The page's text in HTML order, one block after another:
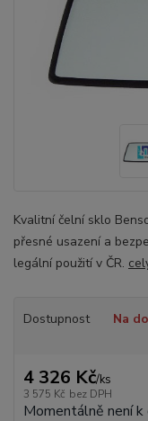
Kvalitní čelní sklo
přesné usazení a
legální použití v ČR.
Dostupnost Na
4 326 Kč/ks
3 575 Kč bez DPH
Momentálně není k